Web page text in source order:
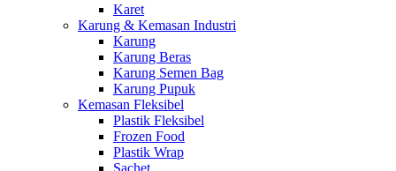
Karet
Karung & Kemasan Industri
Karung
Karung Beras
Karung Semen Bag
Karung Pupuk
Kemasan Fleksibel
Plastik Fleksibel
Frozen Food
Plastik Wrap
Sachet